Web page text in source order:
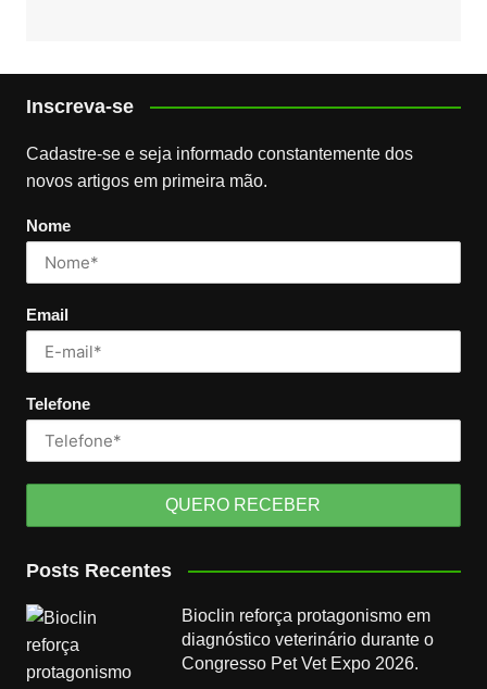
Inscreva-se
Cadastre-se e seja informado constantemente dos
novos artigos em primeira mão.
Nome
Email
Telefone
Posts Recentes
Bioclin reforça protagonismo em
diagnóstico veterinário durante o
Congresso Pet Vet Expo 2026.